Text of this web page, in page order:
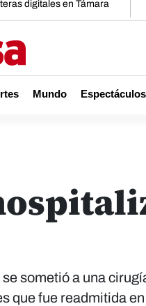
digitales en Támara
Mundo Espectáculos
sometió a una
que fue readmitida